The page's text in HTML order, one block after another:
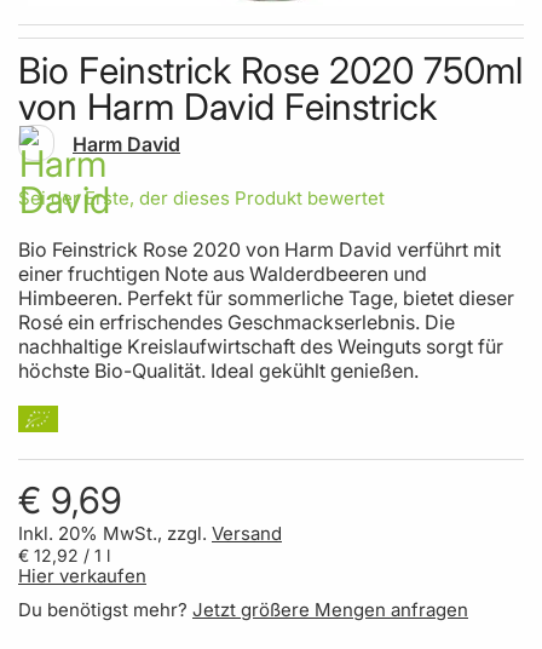
Skip to the beginning of the images gallery
Bio Feinstrick Rose 2020 750ml
von Harm David Feinstrick
Harm David
Sei der Erste, der dieses Produkt bewertet
Bio Feinstrick Rose 2020 von Harm David verführt mit
einer fruchtigen Note aus Walderdbeeren und
Himbeeren. Perfekt für sommerliche Tage, bietet dieser
Rosé ein erfrischendes Geschmackserlebnis. Die
nachhaltige Kreislaufwirtschaft des Weinguts sorgt für
höchste Bio-Qualität. Ideal gekühlt genießen.
€ 9,69
Inkl. 20% MwSt., zzgl. Versand
€ 12,92 / 1 l
Hier verkaufen
Du benötigst mehr? Jetzt größere Mengen anfragen